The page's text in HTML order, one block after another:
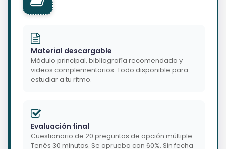
Material descargable
Módulo principal, bibliografía recomendada y
videos complementarios. Todo disponible para
estudiar a tu ritmo.
Evaluación final
Cuestionario de 20 preguntas de opción múltiple.
Tenés 30 minutos. Se aprueba con 60%. Sin fecha